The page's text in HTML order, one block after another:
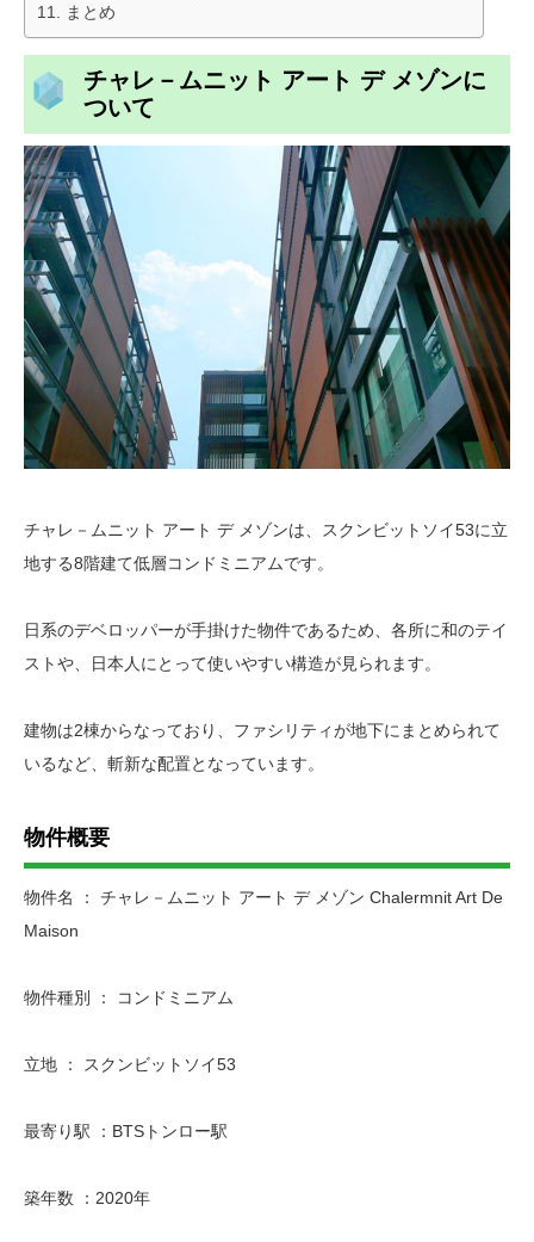
まとめ
チャレ－ムニット アート デ メゾンに
ついて
チャレ－ムニット アート デ メゾンは、スクンビットソイ53に立
地する8階建て低層コンドミニアムです。
日系のデベロッパーが手掛けた物件であるため、各所に和のテイ
ストや、日本人にとって使いやすい構造が見られます。
建物は2棟からなっており、ファシリティが地下にまとめられて
いるなど、斬新な配置となっています。
物件概要
物件名 ： チャレ－ムニット アート デ メゾン Chalermnit Art De
Maison
物件種別 ： コンドミニアム
立地 ： スクンビットソイ53
最寄り駅 ：BTSトンロー駅
築年数 ：2020年